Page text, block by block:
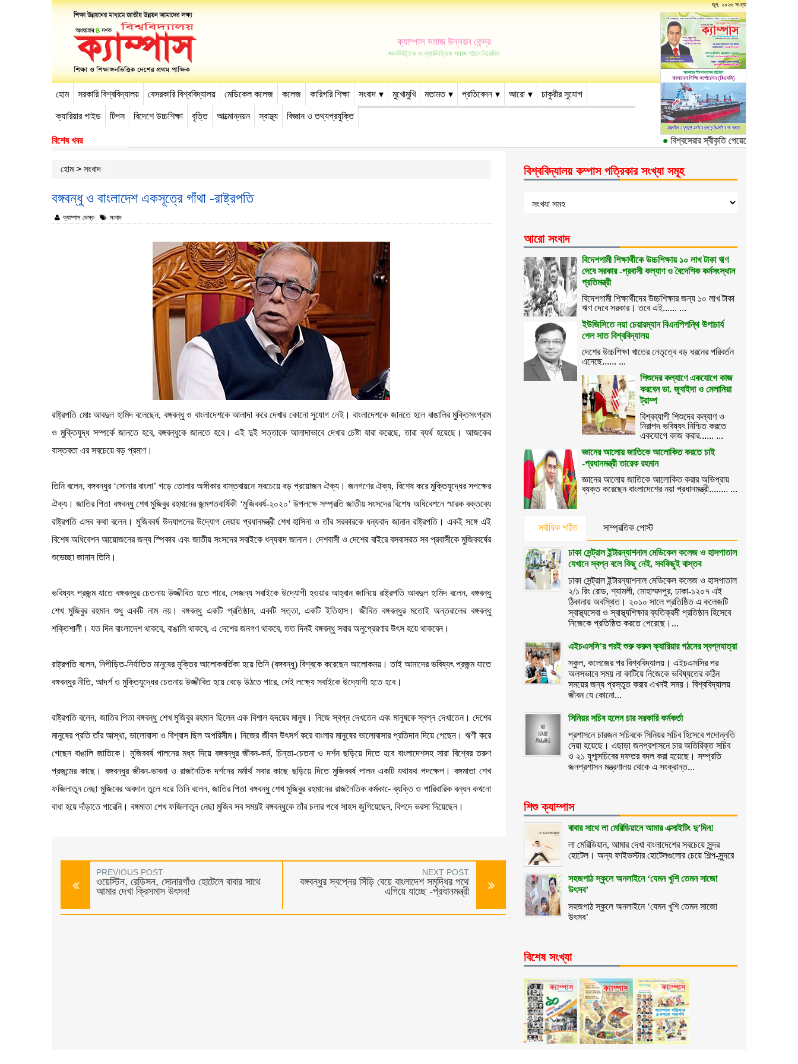
ক্যাম্পাস সমাজ উন্নয়ন কেন্দ্র
জ্ঞানভিত্তিক ও ন্যায়ভিত্তিক সমাজ গঠনে নিবেদিত
জুন, ২০২৬ সংখ্যা
হোম সরকারি বিশ্ববিদ্যালয় বেসরকারি বিশ্ববিদ্যালয় মেডিকেল কলেজ কলেজ কারিগরি শিক্ষা সংবাদ মুখোমুখি মতামত প্রতিবেদন আরো চাকুরীর সুযোগ
ক্যারিয়ার গাইড টিপস বিদেশে উচ্চশিক্ষা বৃত্তি আত্মোন্নয়ন স্বাস্থ্য বিজ্ঞান ও তথ্যপ্রযুক্তি
-->
বিশেষ খবর বিশ্বসেরার স্বীকৃতি পেয়েছে ঢাকা
হোম> সংবাদ
বঙ্গবন্ধু ও বাংলাদেশ একসূত্রে গাঁথা -রাষ্ট্রপতি
ক্যাম্পাস ডেস্ক সংবাদ
রাষ্ট্রপতি মোঃ আবদুল হামিদ বলেছেন, বঙ্গবন্ধু ও বাংলাদেশকে আলাদা করে দেখার কোনো সুযোগ নেই। বাংলাদেশকে জানতে হলে বাঙালির মুক্তিসংগ্রাম
ও মুক্তিযুদ্ধ সম্পর্কে জানতে হবে, বঙ্গবন্ধুকে জানতে হবে। এই দুই সত্তাকে আলাদাভাবে দেখার চেষ্টা যারা করেছে, তারা ব্যর্থ হয়েছে। আজকের
বাস্তবতা এর সবচেয়ে বড় প্রমাণ।
তিনি বলেন, বঙ্গবন্ধুর ‘সোনার বাংলা’ গড়ে তোলার অঙ্গীকার বাস্তবায়নে সবচেয়ে বড় প্রয়োজন ঐক্য। জনগণের ঐক্য, বিশেষ করে মুক্তিযুদ্ধের সপক্ষের
ঐক্য। জাতির পিতা বঙ্গবন্ধু শেখ মুজিবুর রহমানের জন্মশতবার্ষিকী ‘মুজিববর্ষ-২০২০’ উপলক্ষে সম্প্রতি জাতীয় সংসদের বিশেষ অধিবেশনে স্মারক বক্তব্যে
রাষ্ট্রপতি এসব কথা বলেন। মুজিববর্ষ উদযাপনের উদ্যোগ নেয়ায় প্রধানমন্ত্রী শেখ হাসিনা ও তাঁর সরকারকে ধন্যবাদ জানান রাষ্ট্রপতি। একই সঙ্গে এই
বিশেষ অধিবেশন আয়োজনের জন্য স্পিকার এবং জাতীয় সংসদের সবাইকে ধন্যবাদ জানান। দেশবাসী ও দেশের বাইরে বসবাসরত সব প্রবাসীকে মুজিববর্ষের
শুভেচ্ছা জানান তিনি।
ভবিষ্যৎ প্রজন্ম যাতে বঙ্গবন্ধুর চেতনায় উজ্জীবিত হতে পারে, সেজন্য সবাইকে উদ্যোগী হওয়ার আহ্বান জানিয়ে রাষ্ট্রপতি আবদুল হামিদ বলেন, বঙ্গবন্ধু
শেখ মুজিবুর রহমান শুধু একটি নাম নয়। বঙ্গবন্ধু একটি প্রতিষ্ঠান, একটি সত্তা, একটি ইতিহাস। জীবিত বঙ্গবন্ধুর মতোই অন্তরালের বঙ্গবন্ধু
শক্তিশালী। যত দিন বাংলাদেশ থাকবে, বাঙালি থাকবে, এ দেশের জনগণ থাকবে, তত দিনই বঙ্গবন্ধু সবার অনুপ্রেরণার উৎস হয়ে থাকবেন।
রাষ্ট্রপতি বলেন, নিপীড়িত-নির্যাতিত মানুষের মুক্তির আলোকবর্তিকা হয়ে তিনি (বঙ্গবন্ধু) বিশ্বকে করেছেন আলোকময়। তাই আমাদের ভবিষ্যৎ প্রজন্ম যাতে
বঙ্গবন্ধুর নীতি, আদর্শ ও মুক্তিযুদ্ধের চেতনায় উজ্জীবিত হয়ে বেড়ে উঠতে পারে, সেই লক্ষ্যে সবাইকে উদ্যোগী হতে হবে।
রাষ্ট্রপতি বলেন, জাতির পিতা বঙ্গবন্ধু শেখ মুজিবুর রহমান ছিলেন এক বিশাল হৃদয়ের মানুষ। নিজে স্বপ্ন দেখতেন এবং মানুষকে স্বপ্ন দেখাতেন। দেশের
মানুষের প্রতি তাঁর আস্থা, ভালোবাসা ও বিশ্বাস ছিল অপরিসীম। নিজের জীবন উৎসর্গ করে বাংলার মানুষের ভালোবাসার প্রতিদান দিয়ে গেছেন। ঋণী করে
গেছেন বাঙালি জাতিকে। মুজিববর্ষ পালনের মধ্য দিয়ে বঙ্গবন্ধুর জীবন-কর্ম, চিন্তা-চেতনা ও দর্শন ছড়িয়ে দিতে হবে বাংলাদেশসহ সারা বিশ্বের তরুণ
প্রজন্মের কাছে। বঙ্গবন্ধুর জীবন-ভাবনা ও রাজনৈতিক দর্শনের মর্মার্থ সবার কাছে ছড়িয়ে দিতে মুজিববর্ষ পালন একটি যথাযথ পদক্ষেপ। বঙ্গমাতা শেখ
ফজিলাতুন নেছা মুজিবের অবদান তুলে ধরে তিনি বলেন, জাতির পিতা বঙ্গবন্ধু শেখ মুজিবুর রহমানের রাজনৈতিক কর্মকা-ে ব্যক্তি ও পারিবারিক বন্ধন কখনো
বাধা হয়ে দাঁড়াতে পারেনি। বঙ্গমাতা শেখ ফজিলাতুন নেছা মুজিব সব সময়ই বঙ্গবন্ধুকে তাঁর চলার পথে সাহস জুগিয়েছেন, বিপদে ভরসা দিয়েছেন।
PREVIOUS POST
ওয়েস্টিন, রেডিসন, সোনারগাঁও হোটেলে বাবার সাথে
আমার দেখা ক্রিসমাস উৎসব!
NEXT POST
বঙ্গবন্ধুর স্বপ্নের সিঁড়ি বেয়ে বাংলাদেশ সমৃদ্ধির পথে
এগিয়ে যাচ্ছে -প্রধানমন্ত্রী
বিশ্ববিদ্যালয় কম্পাস পত্রিকার সংখ্যা সমূহ
আরো সংবাদ
বিদেশগামী শিক্ষার্থীকে উচ্চশিক্ষায় ১০ লাখ টাকা ঋণ
দেবে সরকার -প্রবাসী কল্যাণ ও বৈদেশিক কর্মসংস্থান
প্রতিমন্ত্রী
বিদেশগামী শিক্ষার্থীদের উচ্চশিক্ষার জন্য ১০ লাখ টাকা
ঋণ দেবে সরকার। তবে এই...... ...
ইউজিসিতে নয়া চেয়ারম্যান বিএনপিপন্থি উপাচার্য
পেল সাত বিশ্ববিদ্যালয়
দেশের উচ্চশিক্ষা খাতের নেতৃত্বে বড় ধরনের পরিবর্তন
এনেছে...... ...
শিশুদের কল্যাণে একযোগে কাজ
করবেন ডা. জুবাইদা ও মেলানিয়া
ট্রাম্প
বিশ্বব্যাপী শিশুদের কল্যাণ ও
নিরাপদ ভবিষ্যৎ নিশ্চিত করতে
একযোগে কাজ করার...... ...
জ্ঞানের আলোয় জাতিকে আলোকিত করতে চাই
-প্রধানমন্ত্রী তারেক রহমান
জ্ঞানের আলোয় জাতিকে আলোকিত করার অভিপ্রায়
ব্যক্ত করেছেন বাংলাদেশের নয়া প্রধানমন্ত্রী........ ...
সর্বাধিক পঠিত সাম্প্রতিক পোস্ট
ঢাকা সেন্ট্রাল ইন্টারন্যাশনাল মেডিকেল কলেজ ও হাসপাতাল
যেখানে স্বপ্ন বলে কিছু নেই, সবকিছুই বাস্তব
ঢাকা সেন্ট্রাল ইন্টারন্যাশনাল মেডিকেল কলেজ ও হাসপাতাল
২/১ রিং রোড, শ্যামলী, মোহাম্মদপুর, ঢাকা-১২০৭ এই
ঠিকানায় অবস্থিত। ২০১০ সালে প্রতিষ্ঠিত এ কলেজটি
স্বাস্থ্যসেবা ও স্বাস্থ্যশিক্ষার ব্যতিক্রমী প্রতিষ্ঠান হিসেবে
নিজেকে প্রতিষ্ঠিত করতে পেরেছে।...
এইচএসসি’র পরই শুরু করুন ক্যারিয়ার গঠনের স্বপ্নযাত্রা
স্কুল, কলেজের পর বিশ্ববিদ্যালয়। এইচএসসির পর
অলসভাবে সময় না কাটিয়ে নিজেকে ভবিষ্যতের কঠিন
সময়ের জন্য প্রস্তুত করার এখনই সময়। বিশ্ববিদ্যালয়
জীবন যে কোনো...
সিনিয়র সচিব হলেন চার সরকারি কর্মকর্তা
প্রশাসনে চারজন সচিবকে সিনিয়র সচিব হিসেবে পদোন্নতি
দেয়া হয়েছে। এছাড়া জনপ্রশাসনে চার অতিরিক্ত সচিব
ও ২১ যুগ্মসচিবের দফতর বদল করা হয়েছে। সম্প্রতি
জনপ্রশাসন মন্ত্রণালয় থেকে এ সংক্রান্ত...
শিশু ক্যাম্পাস
বাবার সাথে লা মেরিডিয়ানে আমার এক্সাইটিং দু’দিন!
লা মেরিডিয়ান, আমার দেখা বাংলাদেশের সবচেয়ে সুন্দর
হোটেল। অন্য ফাইভস্টার হোটেলগুলোর চেয়ে শিল্প-সুন্দরে
সহজপাঠ স্কুলে অনলাইনে ‘যেমন খুশি তেমন সাজো
উৎসব’
সহজপাঠ স্কুলে অনলাইনে ‘যেমন খুশি তেমন সাজো
উৎসব’
বিশেষ সংখ্যা